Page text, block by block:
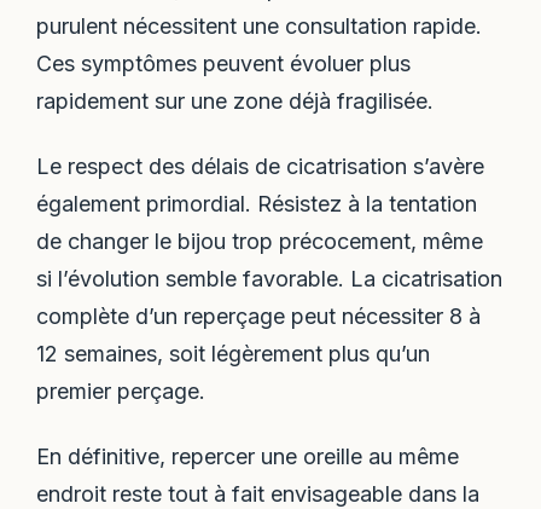
purulent nécessitent une consultation rapide.
Ces symptômes peuvent évoluer plus
rapidement sur une zone déjà fragilisée.
Le respect des délais de cicatrisation s’avère
également primordial. Résistez à la tentation
de changer le bijou trop précocement, même
si l’évolution semble favorable. La cicatrisation
complète d’un reperçage peut nécessiter 8 à
12 semaines, soit légèrement plus qu’un
premier perçage.
En définitive, repercer une oreille au même
endroit reste tout à fait envisageable dans la